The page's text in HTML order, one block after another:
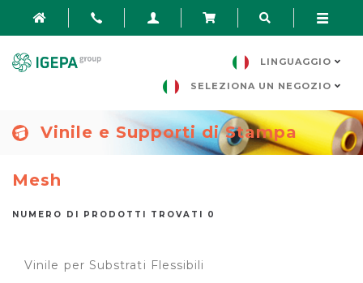
LINGUAGGIO
SELEZIONA UN NEGOZIO
Vinile e Supporti di Stampa
Mesh
NUMERO DI PRODOTTI TROVATI 0
Vinile per Substrati Flessibili